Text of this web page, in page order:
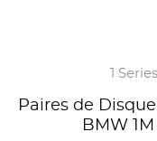
1
Paires de
BMW